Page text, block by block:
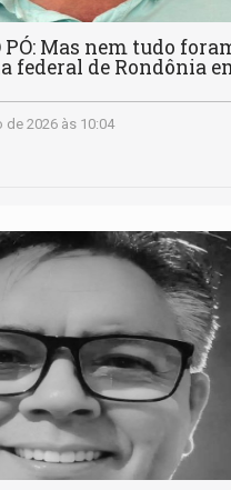
PÓ: Mas nem tudo
federal de Rondônia
de 2026 às 10:04